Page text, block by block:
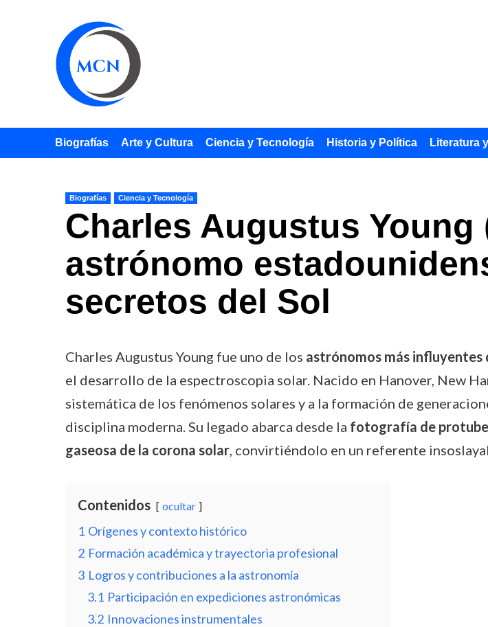
Biografías Arte y Cultura Ciencia y Tecnología Historia y Política Literatura
Biografías Ciencia y Tecnología
Charles Augustus Young
astrónomo
secretos del Sol
Charles Augustus Young fue uno de los astrónomos más influyentes
el desarrollo de la espectroscopia solar. Nacido en Hanover, New
sistemática de los fenómenos solares y a la formación de
disciplina moderna. Su legado abarca desde la fotografía de
gaseosa de la corona solar, convirtiéndolo en un referente
Contenidos ocultar
1 Orígenes y contexto histórico
2 Formación académica y trayectoria profesional
3 Logros y contribuciones a la astronomía
3.1 Participación en expediciones astronómicas
3.2 Innovaciones instrumentales